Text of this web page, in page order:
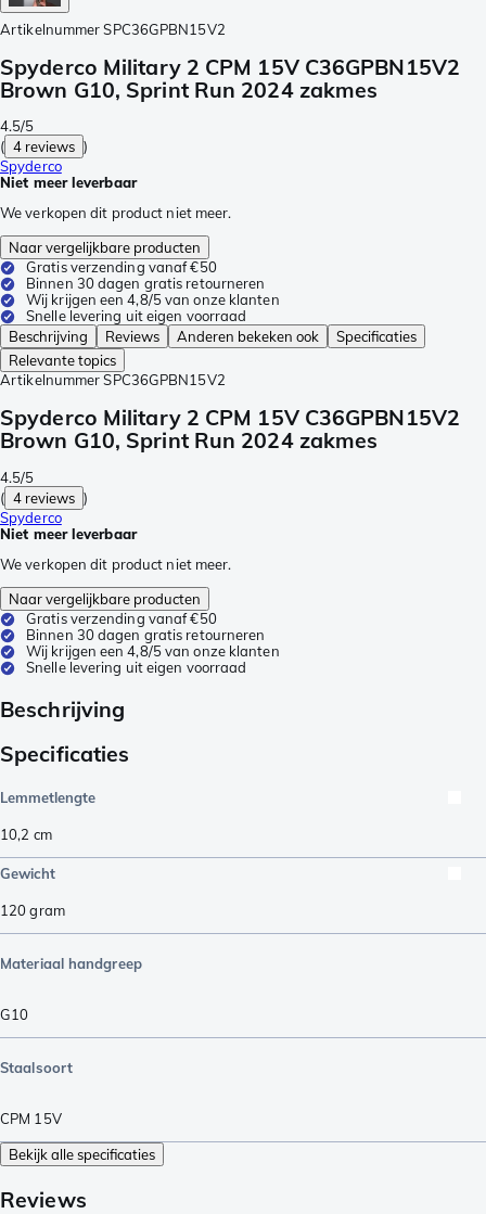
Artikelnummer SPC36GPBN15V2
Spyderco Military 2 CPM 15V C36GPBN15V2
Brown G10, Sprint Run 2024 zakmes
4.5/5
( 4 reviews )
Spyderco
Niet meer leverbaar
We verkopen dit product niet meer.
Naar vergelijkbare producten
Gratis verzending vanaf €50
Binnen 30 dagen gratis retourneren
Wij krijgen een 4,8/5 van onze klanten
Snelle levering uit eigen voorraad
Beschrijving
Reviews Anderen bekeken ook
Specificaties
Relevante topics
Artikelnummer SPC36GPBN15V2
Spyderco Military 2 CPM 15V C36GPBN15V2
Brown G10, Sprint Run 2024 zakmes
4.5/5
( 4 reviews )
Spyderco
Niet meer leverbaar
We verkopen dit product niet meer.
Naar vergelijkbare producten
Gratis verzending vanaf €50
Binnen 30 dagen gratis retourneren
Wij krijgen een 4,8/5 van onze klanten
Snelle levering uit eigen voorraad
Beschrijving
Specificaties
Lemmetlengte
10,2 cm
Gewicht
120gram
Materiaal handgreep
G10
Staalsoort
CPM 15V
Bekijk alle specificaties
Reviews